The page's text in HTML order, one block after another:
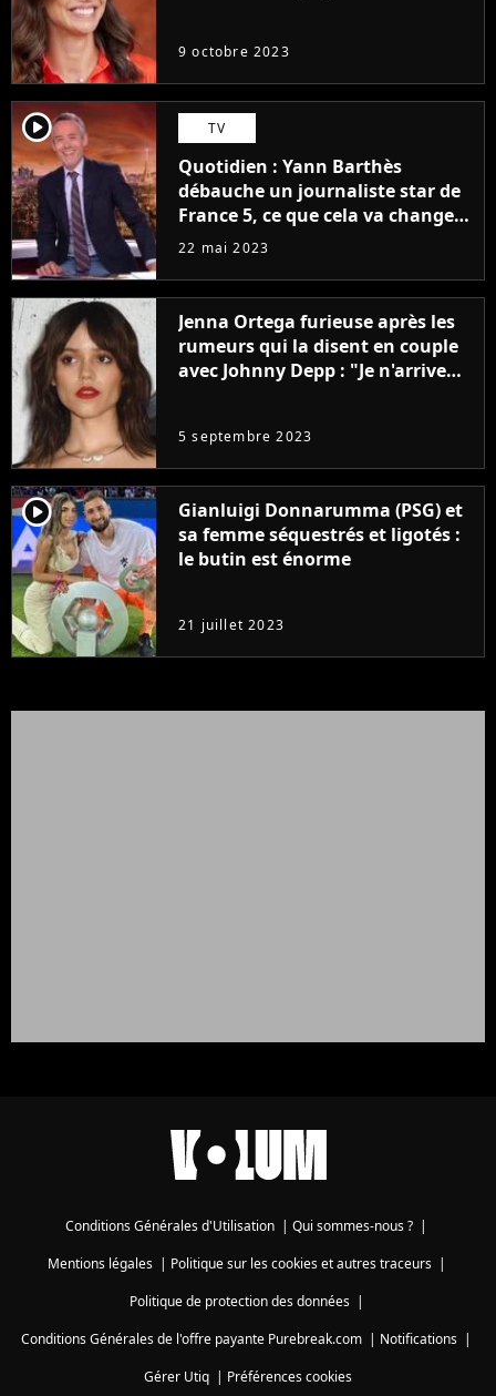
9 octobre 2023
player2 TV
Quotidien : Yann Barthès
débauche un journaliste star de
France 5, ce que cela va changer
à la rentrée
22 mai 2023
Jenna Ortega furieuse après les
rumeurs qui la disent en couple
avec Johnny Depp : "Je n'arrive
5 septembre 2023
player2
Gianluigi Donnarumma (PSG) et
sa femme séquestrés et ligotés :
le butin est énorme
21 juillet 2023
Conditions Générales d'Utilisation | Qui sommes-nous ? |
Mentions légales| Politique sur les cookies et autres traceurs|
Politique de protection des données|
Conditions Générales de l'offre payante Purebreak.com | Notifications |
Gérer Utiq | Préférences cookies